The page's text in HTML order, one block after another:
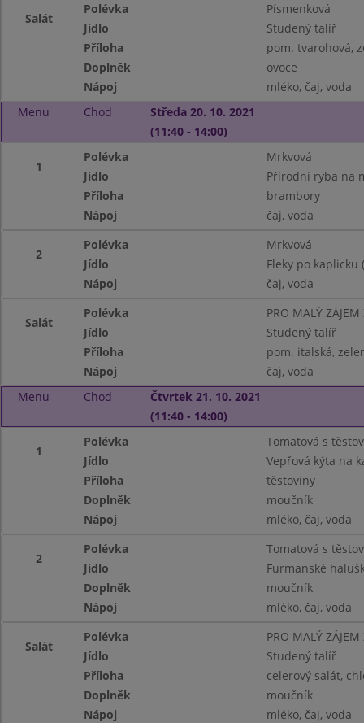
Salát
Polévka
Písmenková
Jídlo
Studený talíř
Příloha
pom. tvarohová,
Doplněk
ovoce
Nápoj
mléko, čaj, voda
Menu
Chod
Středa 20. 10. 2021
(11:40 - 14:00)
1
Polévka
Mrkvová
Jídlo
Přírodní ryba na
Příloha
brambory
Nápoj
čaj, voda
2
Polévka
Mrkvová
Jídlo
Fleky po kaplicku
Nápoj
čaj, voda
Salát
Polévka
PRO MALÝ
Jídlo
Studený talíř
Příloha
pom. italská,
Nápoj
čaj, voda
Menu
Chod
Čtvrtek 21. 10. 2021
(11:40 - 14:00)
1
Polévka
Tomatová s
Jídlo
Vepřová kýta na
Příloha
těstoviny
Doplněk
moučník
Nápoj
mléko, čaj, voda
2
Polévka
Tomatová s
Jídlo
Furmanské
Doplněk
moučník
Nápoj
mléko, čaj, voda
Salát
Polévka
PRO MALÝ
Jídlo
Studený talíř
Příloha
celerový salát,
Doplněk
moučník
Nápoj
mléko, čaj, voda